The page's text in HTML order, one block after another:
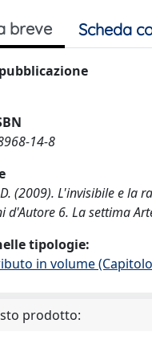
breve Scheda
14-8
(2009). L'invisibile e la
d'Autore 6. La settima
tipologie:
in volume
prodotto: